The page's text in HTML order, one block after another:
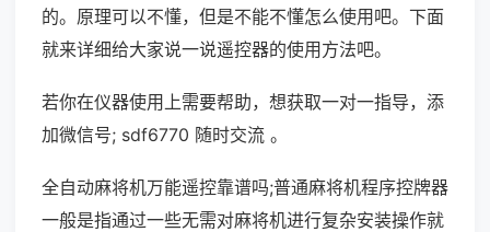
的。原理可以不懂，但是不能不懂怎么使用吧。下面
就来详细给大家说一说遥控器的使用方法吧。
若你在仪器使用上需要帮助，想获取一对一指导，添
加微信号; sdf6770 随时交流 。
全自动麻将机万能遥控靠谱吗;普通麻将机程序控牌器
一般是指通过一些无需对麻将机进行复杂安装操作就